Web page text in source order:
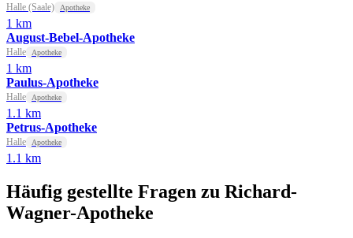
Halle (Saale) Apotheke
1 km
August-Bebel-Apotheke
Halle Apotheke
1 km
Paulus-Apotheke
Halle Apotheke
1.1 km
Petrus-Apotheke
Halle Apotheke
1.1 km
Häufig gestellte Fragen zu Richard-
Wagner-Apotheke